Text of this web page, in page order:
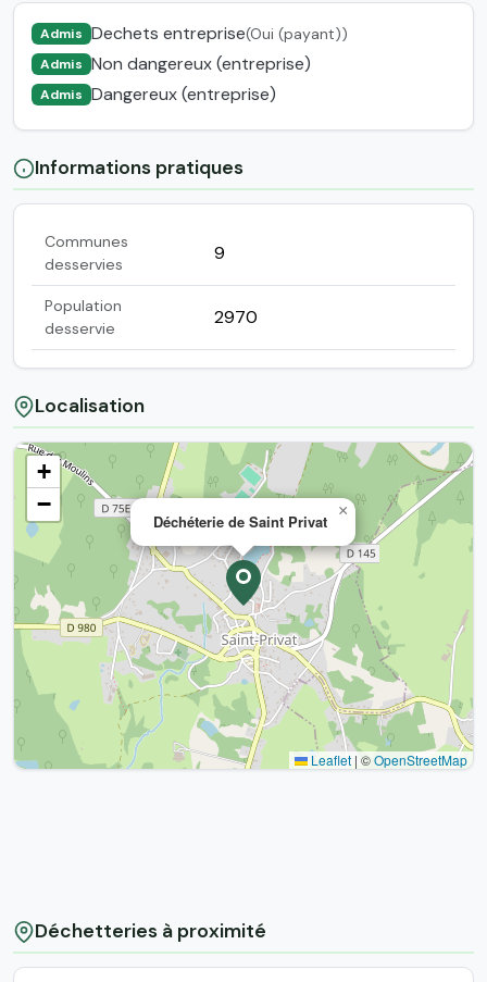
Admis Dechets entreprise(Oui (payant))
Admis Non dangereux (entreprise)
Admis Dangereux (entreprise)
Informations pratiques
Communes
desservies
9
Population
desservie
2970
Localisation
Déchéterie de Saint Privat
×
+
−
Leaflet | ©OpenStreetMap
Déchetteries à proximité